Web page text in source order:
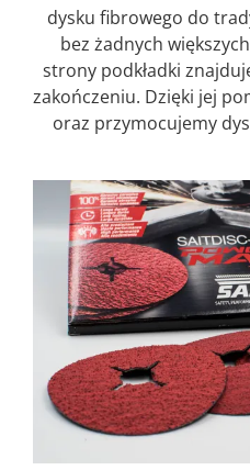
dysku fibrowego do
bez żadnych
strony podkładki
zakończeniu. Dzięki jej
oraz przymocujemy